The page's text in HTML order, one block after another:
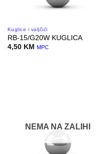
Kuglice i valjčići
RB-15/G20W KUGLICA
4,50 KM MPC
NEMA NA ZALIHI